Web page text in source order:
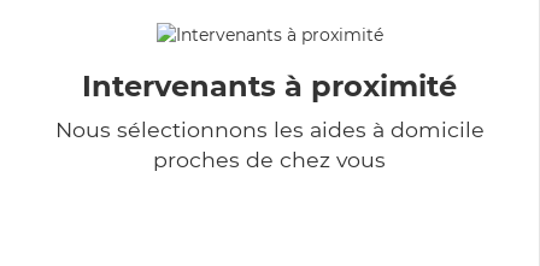
Intervenants à proximité
Nous sélectionnons les aides à domicile
proches de chez vous